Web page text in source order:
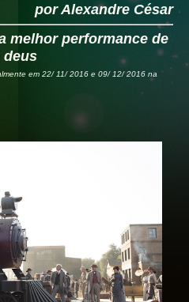
por Alexandre César
melhor performance de
deus
em 22/ 11/ 2016 e 09/ 12/ 2016 na